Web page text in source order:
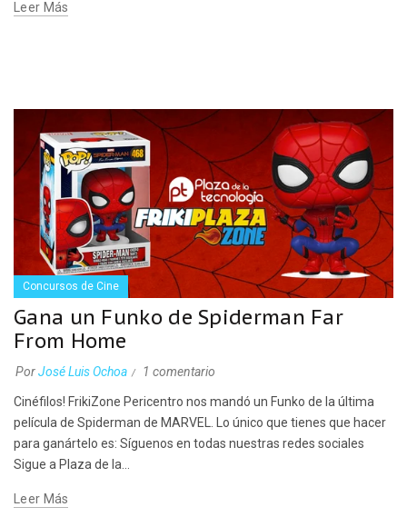
Leer Más
Concursos de Cine
Gana un Funko de Spiderman Far
From Home
PorJosé Luis Ochoa 1 comentario
Cinéfilos! FrikiZone Pericentro nos mandó un Funko de la última
película de Spiderman de MARVEL. Lo único que tienes que hacer
para ganártelo es: Síguenos en todas nuestras redes sociales
Sigue a Plaza de la...
Leer Más